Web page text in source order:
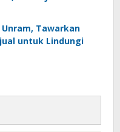
Tawarkan
untuk Lindungi